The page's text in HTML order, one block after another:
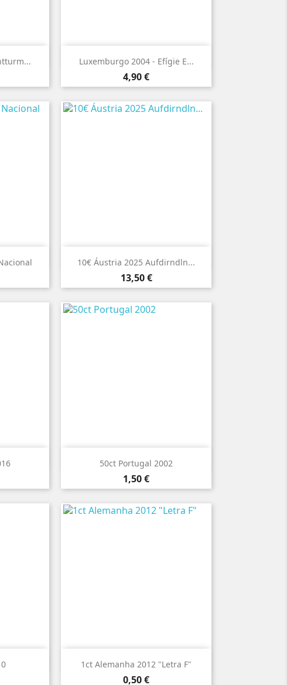
Luxemburgo 2004 - Efígie E...
Preço
4,90 €
 Vista rápida
10€ Áustria 2025 Aufdirndln...
Preço
13,50 €
 Vista rápida
50ct Portugal 2002
Preço
1,50 €
 Vista rápida
1ct Alemanha 2012 "Letra F"
Preço
0,50 €
 Vista rápida